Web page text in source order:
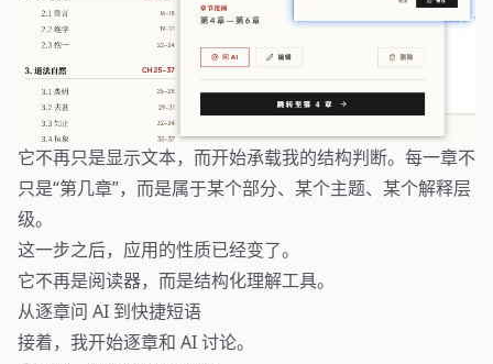
它不再只是显示文本，而开始承载我的结构判断。每一章不
只是“第几章”，而是属于某个部分、某个主题、某个解释层
级。
这一步之后，应用的性质已经变了。
它不再是阅读器，而是结构化理解工具。
从逐章问 AI 到快捷短语
接着，我开始逐章和 AI 讨论。